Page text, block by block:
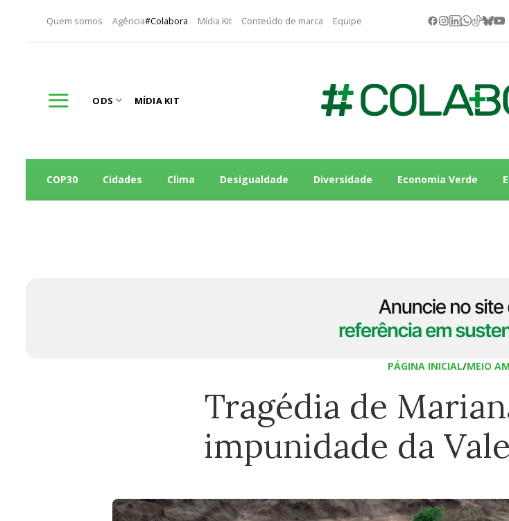
Quem somos Agência#Colabora Mídia Kit Conteúdo de marca Equipe
ODS MÍDIA KIT
COP30 Cidades Clima Desigualdade Diversidade Economia Verde
PÁGINA INICIAL/MEIO
Tragédia de
impunidade da